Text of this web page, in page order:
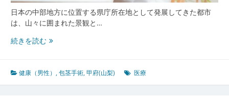
最
新
事
情
日本の中部地方に位置する県庁所在地として発展してきた都市
は、山々に囲まれた景観と…
続きを読む山々
ま
れ
健康（男性） ,包茎手術,甲府(山梨) 医療